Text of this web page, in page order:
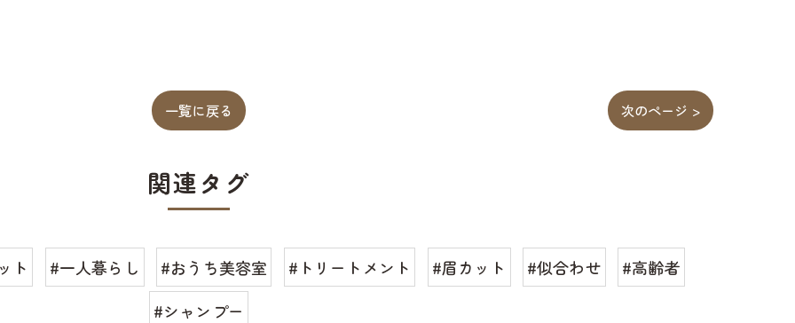
一覧に戻る 次のページ >
関連タグ
ト #一人暮らし #おうち美容室 #トリートメント #眉カット #似合わせ
#高齢者
#シャンプー